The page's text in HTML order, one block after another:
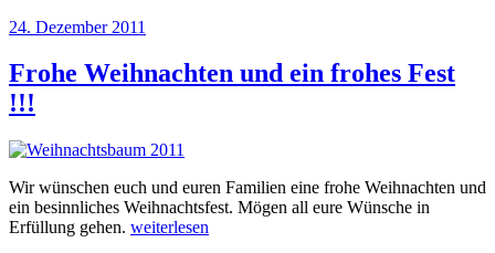
Veröffentlicht
24. Dezember 2011
Frohe Weihnachten und ein frohes Fest
!!!
Wir wünschen euch und euren Familien eine frohe Weihnachten und
ein besinnliches Weihnachtsfest. Mögen all eure Wünsche in
Erfüllung gehen. „Frohe
weiterlesen